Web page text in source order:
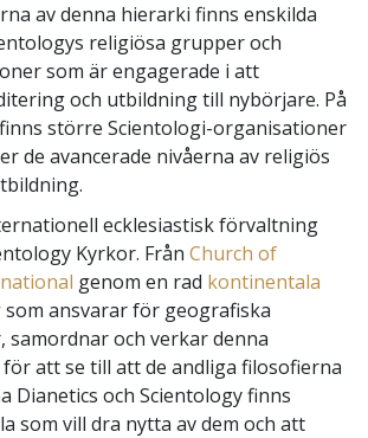
av denna hierarki finns enskilda
religiösa grupper och
som är engagerade i att
och utbildning till nybörjare. På
större Scientologi-organisationer
de avancerade nivåerna av religiös
ecklesiastisk förvaltning
Kyrkor. Från Church of
genom en rad kontinentala
som ansvarar för geografiska
samordnar och verkar denna
att se till att de andliga filosofierna
Dianetics och Scientology finns
som vill dra nytta av dem och att